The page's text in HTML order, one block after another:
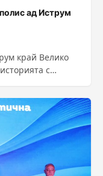
ад Иструм
край Велико
с